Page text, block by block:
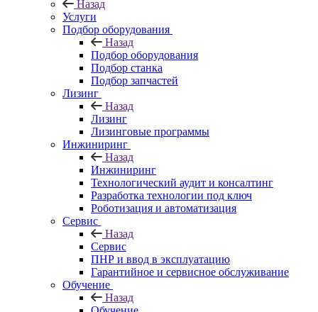
Назад
Услуги
Подбор оборудования
Назад
Подбор оборудования
Подбор станка
Подбор запчастей
Лизинг
Назад
Лизинг
Лизинговые программы
Инжиниринг
Назад
Инжиниринг
Технологический аудит и консалтинг
Разработка технологии под ключ
Роботизация и автоматизация
Сервис
Назад
Сервис
ПНР и ввод в эксплуатацию
Гарантийное и сервисное обслуживание
Обучение
Назад